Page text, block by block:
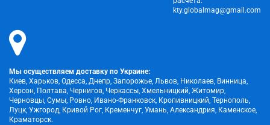
kty.globalmag@gmail.com
Мы осуществляем доставку по Украине:
Киев, Харьков, Одесса, Днепр, Запорожье, Львов, Николаев, Винница,
Херсон, Полтава, Чернигов, Черкассы, Хмельницкий, Житомир,
Черновцы, Сумы, Ровно, Ивано-Франковск, Кропивницкий, Тернополь,
Луцк, Ужгород, Кривой Рог, Кременчуг, Умань, Александрия, Каменское,
Краматорск.